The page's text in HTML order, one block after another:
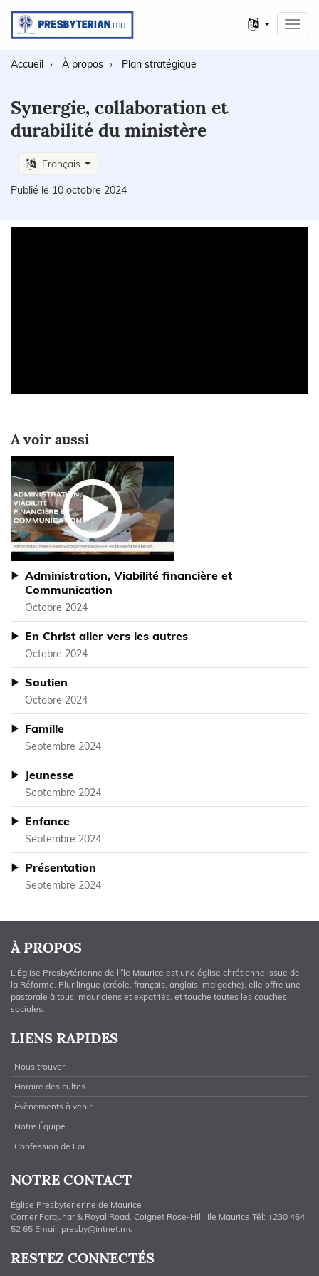
Autres
langues
Accueil À propos Plan stratégique
Synergie, collaboration et
durabilité du ministère
Français
Publié le 10 octobre 2024
A voir aussi
Administration, Viabilité financière et
Communication
Octobre 2024
En Christ aller vers les autres
Octobre 2024
Soutien
Octobre 2024
Famille
Septembre 2024
Jeunesse
Septembre 2024
Enfance
Septembre 2024
Présentation
Septembre 2024
À PROPOS
L’Église Presbytérienne de l’île Maurice est une église chrétienne issue de
la Réforme. Plurilingue (créole, français, anglais, malgache), elle offre une
pastorale à tous, mauriciens et expatriés, et touche toutes les couches
sociales.
LIENS RAPIDES
Nous trouver
Horaire des cultes
Évènements à venir
Notre Équipe
Confession de Foi
NOTRE CONTACT
Église Presbyterienne de Maurice
Corner Farquhar & Royal Road, Coignet Rose-Hill, Ile Maurice Tél: +230 464
52 65 Email: presby@intnet.mu
RESTEZ CONNECTÉS